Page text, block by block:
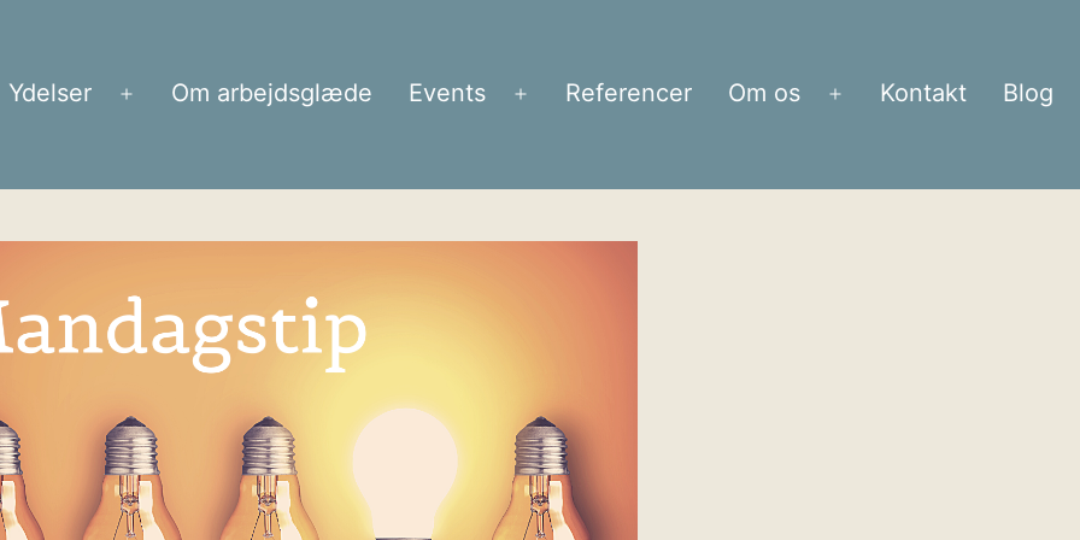
Ydelser Om arbejdsglæde Events Referencer Om os Kontakt Blog